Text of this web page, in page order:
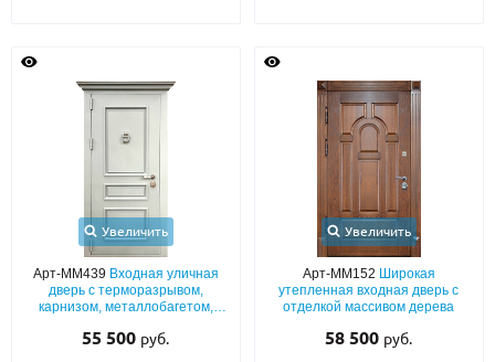
Увеличить
Арт-ММ439 Входная уличная
дверь с терморазрывом,
карнизом, металлобагетом,
напылением
55 500 руб.
Увеличить
Арт-ММ152 Широкая
утепленная входная дверь с
отделкой массивом дерева
58 500 руб.